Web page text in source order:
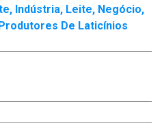
, Indústria, Leite, Negócio,
De Laticínios